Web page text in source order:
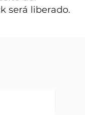
será liberado.